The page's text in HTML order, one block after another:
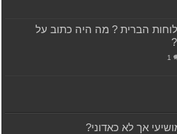
הברית ? מה היה כתוב על
1
אך לא כאדוני?